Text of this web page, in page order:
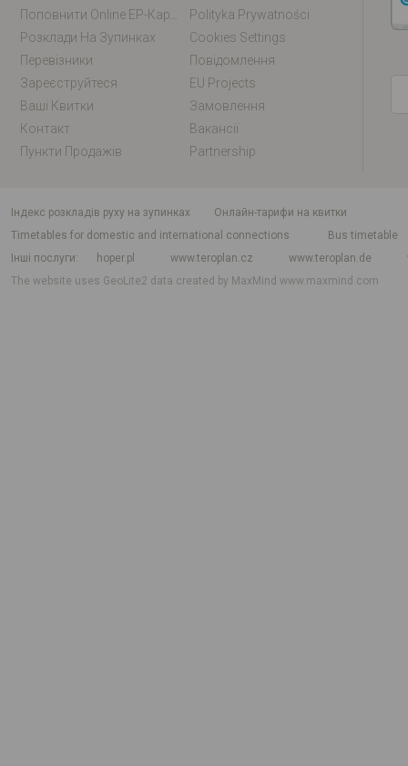
Polityka Prywatności
Розклади На Зупинках
Cookies Settings
Перевізники
Повідомлення
Зареєструйтеся
EU Projects
Ваші Квитки
Замовлення
Контакт
Вакансії
Пункти Продажів
Partnership
індекс розкладів руху на зупинках
Онлайн-тарифи на квитки
Timetables for domestic and international connections
Bus timetable
Інші послуги
hoper.pl www.teroplan.cz www.teroplan.de
The website uses GeoLite2 data created by MaxMindwww.maxmind.com